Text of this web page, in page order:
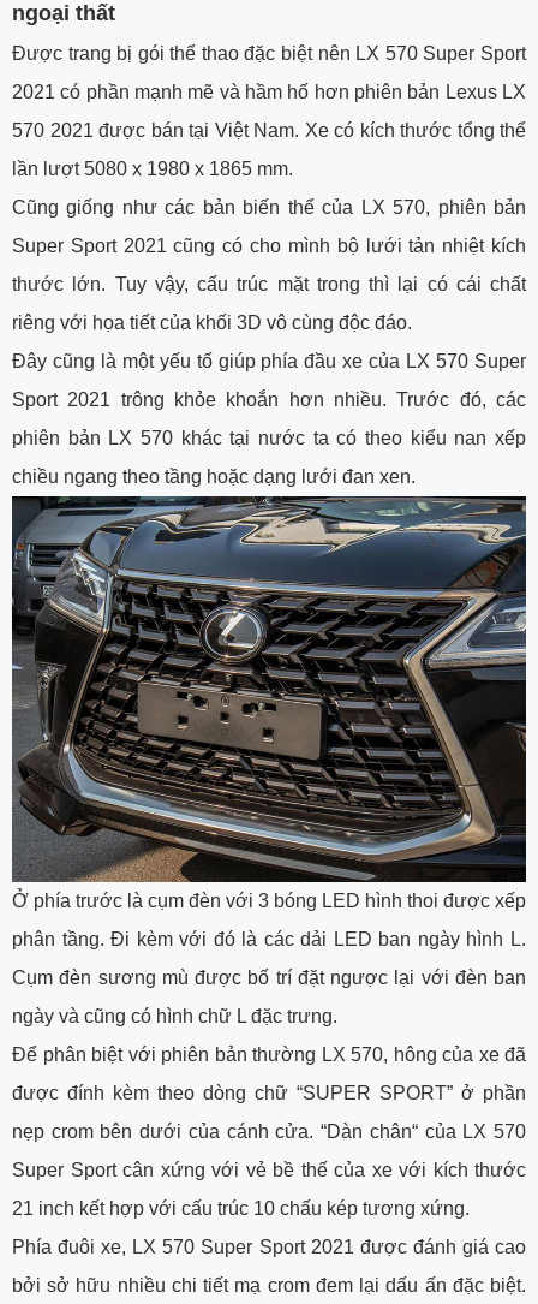
ngoại thất
Được trang bị gói thể thao đặc biệt nên LX 570 Super Sport
2021 có phần mạnh mẽ và hầm hố hơn phiên bản Lexus LX
570 2021 được bán tại Việt Nam. Xe có kích thước tổng thể
lần lượt 5080 x 1980 x 1865 mm.
Cũng giống như các bản biến thể của LX 570, phiên bản
Super Sport 2021 cũng có cho mình bộ lưới tản nhiệt kích
thước lớn. Tuy vậy, cấu trúc mặt trong thì lại có cái chất
riêng với họa tiết của khối 3D vô cùng độc đáo.
Đây cũng là một yếu tố giúp phía đầu xe của LX 570 Super
Sport 2021 trông khỏe khoắn hơn nhiều. Trước đó, các
phiên bản LX 570 khác tại nước ta có theo kiểu nan xếp
chiều ngang theo tầng hoặc dạng lưới đan xen.
Ở phía trước là cụm đèn với 3 bóng LED hình thoi được xếp
phân tầng. Đi kèm với đó là các dải LED ban ngày hình L.
Cụm đèn sương mù được bố trí đặt ngược lại với đèn ban
ngày và cũng có hình chữ L đặc trưng.
Để phân biệt với phiên bản thường LX 570, hông của xe đã
được đính kèm theo dòng chữ “SUPER SPORT” ở phần
nẹp crom bên dưới của cánh cửa. “Dàn chân“ của LX 570
Super Sport cân xứng với vẻ bề thế của xe với kích thước
21 inch kết hợp với cấu trúc 10 chấu kép tương xứng.
Phía đuôi xe, LX 570 Super Sport 2021 được đánh giá cao
bởi sở hữu nhiều chi tiết mạ crom đem lại dấu ấn đặc biệt.